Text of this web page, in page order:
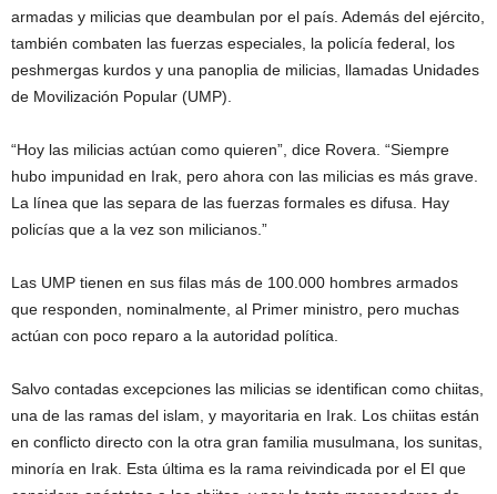
armadas y milicias que deambulan por el país. Además del ejército,
también combaten las fuerzas especiales, la policía federal, los
peshmergas kurdos y una panoplia de milicias, llamadas Unidades
de Movilización Popular (UMP).
“Hoy las milicias actúan como quieren”, dice Rovera. “Siempre
hubo impunidad en Irak, pero ahora con las milicias es más grave.
La línea que las separa de las fuerzas formales es difusa. Hay
policías que a la vez son milicianos.”
Las UMP tienen en sus filas más de 100.000 hombres armados
que responden, nominalmente, al Primer ministro, pero muchas
actúan con poco reparo a la autoridad política.
Salvo contadas excepciones las milicias se identifican como chiitas,
una de las ramas del islam, y mayoritaria en Irak. Los chiitas están
en conflicto directo con la otra gran familia musulmana, los sunitas,
minoría en Irak. Esta última es la rama reivindicada por el EI que